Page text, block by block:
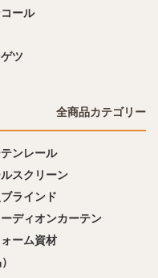
ール
ツ
全商品カテゴリー
ンレール
スクリーン
ラインド
ディオンカーテン
ーム資材